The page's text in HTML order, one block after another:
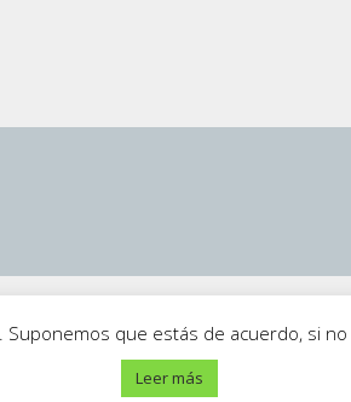
de Privacidad·Contacto
que estás de acuerdo, si
Leer más